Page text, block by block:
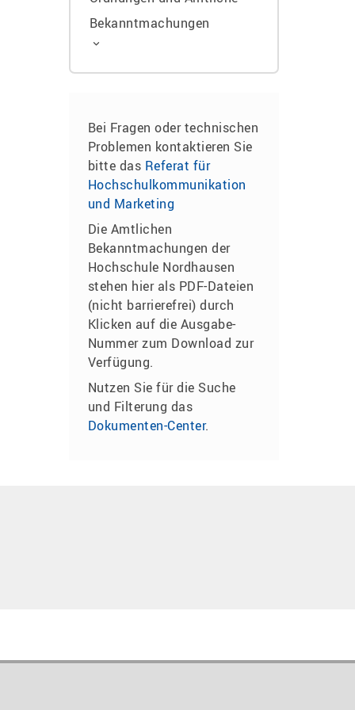
Bekanntmachungen
Bei Fragen oder technischen
Problemen kontaktieren Sie
bitte das Referat für
Hochschulkommunikation
und Marketing
Die Amtlichen
Bekanntmachungen der
Hochschule Nordhausen
stehen hier als PDF-Dateien
(nicht barrierefrei) durch
Klicken auf die Ausgabe-
Nummer zum Download zur
Verfügung.
Nutzen Sie für die Suche
und Filterung das
Dokumenten-Center.